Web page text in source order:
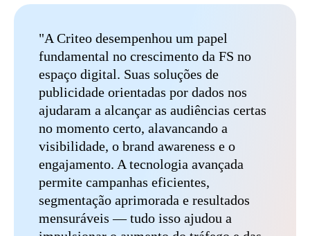
"A Criteo desempenhou um papel
fundamental no crescimento da FS no
espaço digital. Suas soluções de
publicidade orientadas por dados nos
ajudaram a alcançar as audiências certas
no momento certo, alavancando a
visibilidade, o brand awareness e o
engajamento. A tecnologia avançada
permite campanhas eficientes,
segmentação aprimorada e resultados
mensuráveis — tudo isso ajudou a